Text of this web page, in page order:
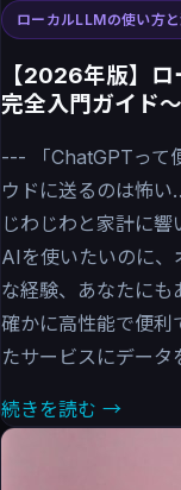
ローカルLLMの使い方
【2026年版】
完全入門ガイド
--- 「ChatGPTって
ウドに送るのは怖
じわじわと家計に
AIを使いたいのに、
な経験、あなたに
確かに高性能で便利
たサービスにデータ
続きを読む →